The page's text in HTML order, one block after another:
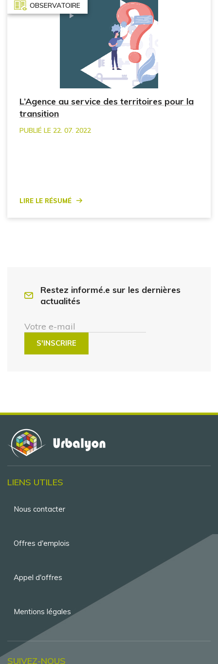
OBSERVATOIRE
L’Agence au service des territoires pour la
transition
PUBLIÉ LE 22. 07. 2022
Lire le résumé
Restez informé.e sur les dernières
actualités
Votre e-mail
LIENS UTILES
Menu
de
Nous contacter
Offres d'emplois
Appel d'offres
Mentions légales
SUIVEZ-NOUS